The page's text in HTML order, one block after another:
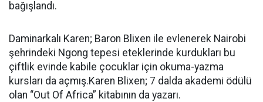
bağışlandı.
Daminarkalı Karen; Baron Blixen ile evlenerek Nairobi
şehrindeki Ngong tepesi eteklerinde kurdukları bu
çiftlik evinde kabile çocuklar için okuma-yazma
kursları da açmış.Karen Blixen; 7 dalda akademi ödülü
olan “Out Of Africa” kitabının da yazarı.